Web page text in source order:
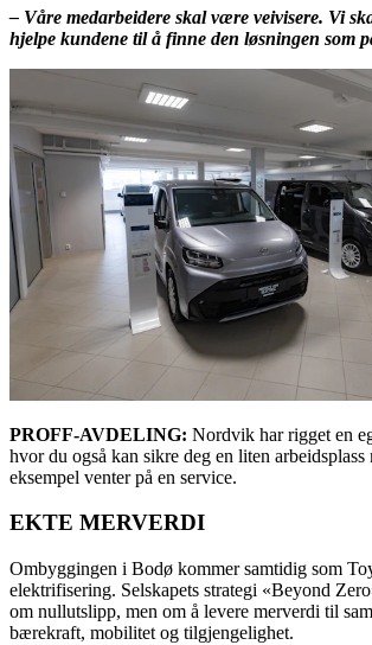
– Våre medarbeidere skal være veivisere. Vi
hjelpe kundene til å finne den løsningen som
PROFF-AVDELING: Nordvik har rigget en
hvor du også kan sikre deg en liten arbeidsplass
eksempel venter på en service.
EKTE MERVERDI
Ombyggingen i Bodø kommer samtidig som
elektrifisering. Selskapets strategi «Beyond
om nullutslipp, men om å levere merverdi til
bærekraft, mobilitet og tilgjengelighet.